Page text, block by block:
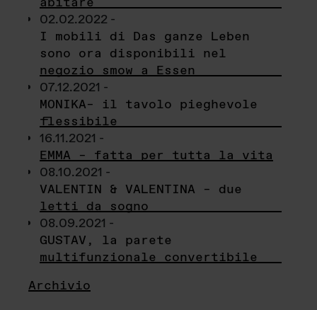
02.02.2022 -
I mobili di Das ganze Leben
sono ora disponibili nel
negozio smow a Essen
07.12.2021 -
MONIKA– il tavolo pieghevole
flessibile
16.11.2021 -
EMMA – fatta per tutta la vita
08.10.2021 -
VALENTIN & VALENTINA – due
letti da sogno
08.09.2021 -
GUSTAV, la parete
multifunzionale convertibile
Archivio